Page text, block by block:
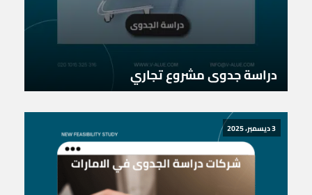
دراسة جدوى مشروع تجاري
3 ديسمبر، 2025